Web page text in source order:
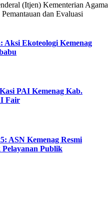
(Itjen) Kementerian Agama
dan Evaluasi
Aksi Ekoteologi Kemenag
PAI Kemenag Kab.
Fair
ASN Kemenag Resmi
Publik